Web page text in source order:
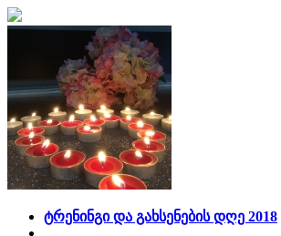
ტრენინგი და გახსენების დღე 2018